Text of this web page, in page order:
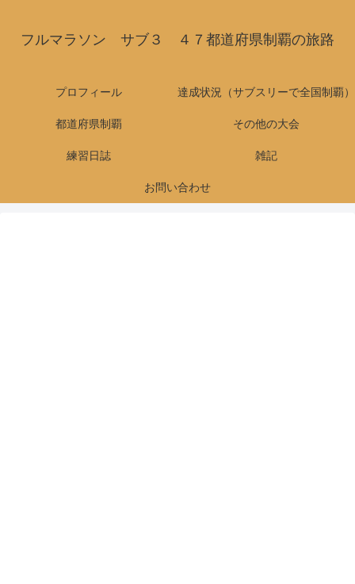
フルマラソン サブ３ ４７都道府県制覇の旅路
プロフィール 達成状況（サブスリーで全国制覇）
都道府県制覇 その他の大会
練習日誌 雑記
お問い合わせ